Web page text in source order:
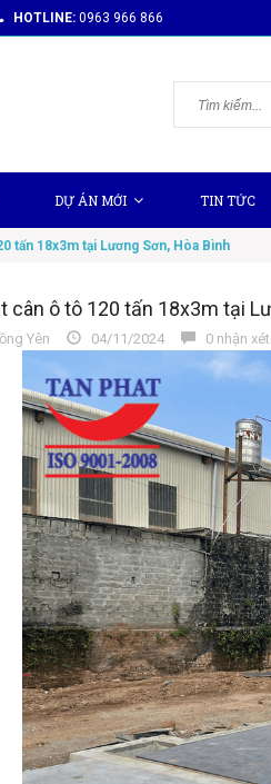
HOTLINE: 0963 966 866
DỰ ÁN MỚI TIN TỨC
tấn 18x3m tại Lương Sơn, Hòa Bình
cân ô tô 120 tấn 18x3m tại
Yên 04/11/2024 0 nhận xét